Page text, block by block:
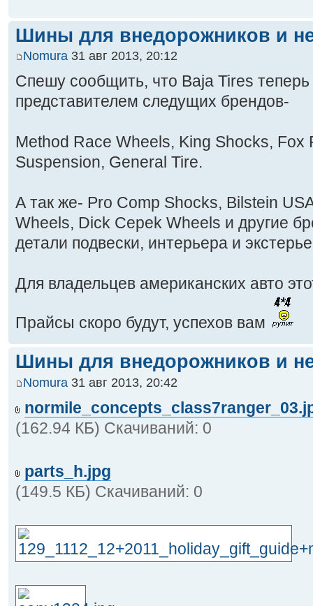
Шины для внедорожников и
Nomura 31 авг 2013, 20:12
Спешу сообщить, что Baja Tires
представителем следущих брендов-
Method Race Wheels, King Shocks, Fox
Suspension, General Tire.
А так же- Pro Comp Shocks, Bilstein
Wheels, Dick Cepek Wheels и другие
детали подвески, интерьера и
Для владельцев американских авто
Прайсы скоро будут, успехов вам
Шины для внедорожников и
Nomura 31 авг 2013, 20:42
(162.94 КБ) Скачиваний: 0
parts_h.jpg
(149.5 КБ) Скачиваний: 0